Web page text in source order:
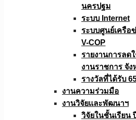
นครปฐม
ระบบ Internet
ระบบศูนย์เครือ
V-COP
รายงานการลด
งานราชการ จั
รางวัลที่ได้รับ
งานความร่วมมือ
งานวิจัยเเละพัฒนาฯ
วิจัยในชั้นเรียน